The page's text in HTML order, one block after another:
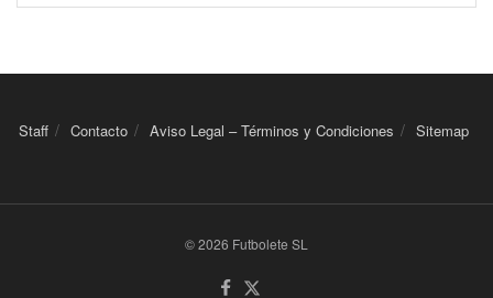
Staff Contacto Aviso Legal – Términos y Condiciones Sitemap
© 2026 Futbolete SL